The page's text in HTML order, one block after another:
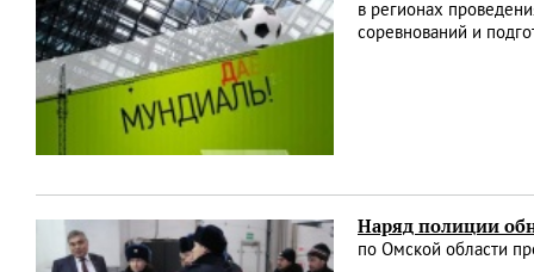
в регионах
соревнований и
Наряд полиции
по Омской области